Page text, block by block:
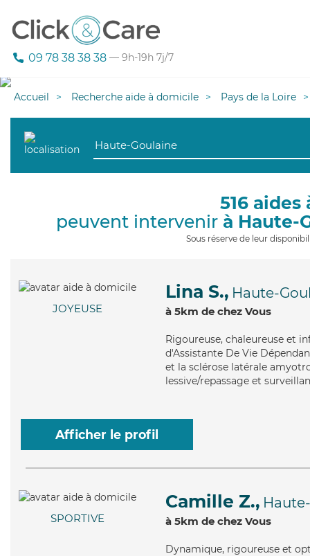
09 78 38 38 38 — 9h-19h 7j/7
Accueil Recherche aide à domicile Pays de la Loire
516
peuvent intervenir à Haute-
Sous réserve de leur
JOYEUSE
Lina S., Haute-
à 5km de chez Vous
Rigoureuse, chaleureuse et
d'Assistante De Vie
et la sclérose latérale
lessive/repassage et
Afficher le profil
SPORTIVE
Camille Z.,
à 5km de chez Vous
Dynamique, rigoureuse et